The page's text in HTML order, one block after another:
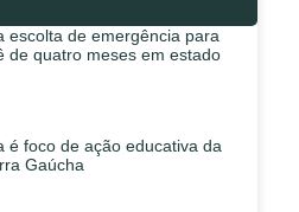
escolta de emergência para
de quatro meses em estado
é foco de ação educativa da
Gaúcha